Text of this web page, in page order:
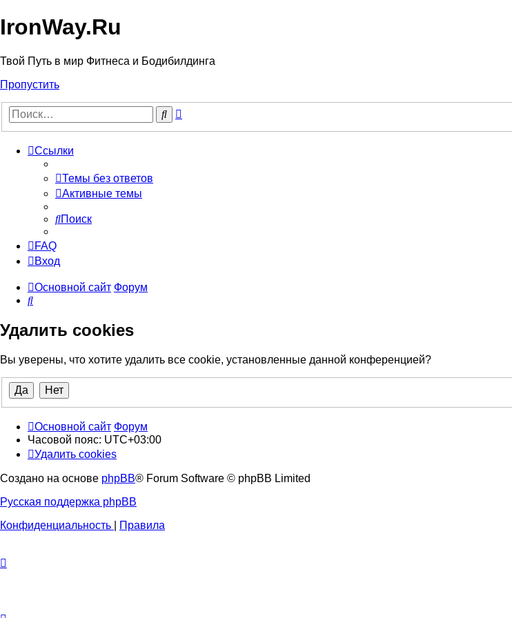
IronWay.Ru
Твой Путь в мир Фитнеса и Бодибилдинга
Пропустить
Поиск
Ссылки
Темы без ответов
Активные темы
Поиск
FAQ
Вход
Основной сайт Форум
Поиск
Удалить cookies
Вы уверены, что хотите удалить все cookie, установленные данной конференцией?
Основной сайт Форум
Часовой пояс: UTC+03:00
Удалить cookies
Создано на основе phpBB® Forum Software © phpBB Limited
Русская поддержка phpBB
Конфиденциальность
Правила